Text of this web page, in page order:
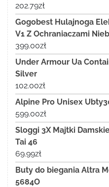
202.79zł
Gogobest Hulajnoga
V1 Z Ochraniaczami
399.00zł
Under Armour Ua
Silver
102.00zł
Alpine Pro Unisex
599.00zł
Sloggi 3X Majtki
Tai 46
69.99zł
Buty do biegania Altra
5684O